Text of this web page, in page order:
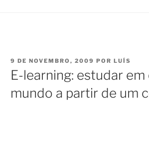
PUBLICADO
EM
9 DE NOVEMBRO, 2009 POR LUÍS
E-learning: estudar
mundo a partir de um